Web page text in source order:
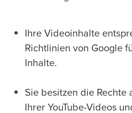
Ihre Videoinhalte
Richtlinien von Google
Inhalte.
Sie besitzen die Rechte
Ihrer YouTube-Videos